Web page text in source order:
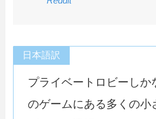
日本語訳
プライベートロビーしか
のゲームにある多くの小